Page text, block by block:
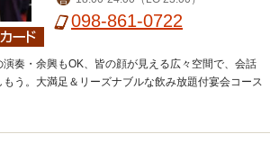
098-861-0722
奏・余興もOK、皆の顔が見える広々空間で、会話
う。大満足＆リーズナブルな飲み放題付宴会コース